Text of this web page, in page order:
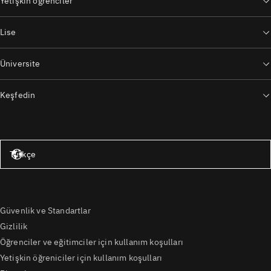
Lise
Üniversite
Keşfedin
Türkçe
Güvenlik ve Standartlar
Gizlilik
Öğrenciler ve eğitimciler için kullanım koşulları
Yetişkin öğreniciler için kullanım koşulları